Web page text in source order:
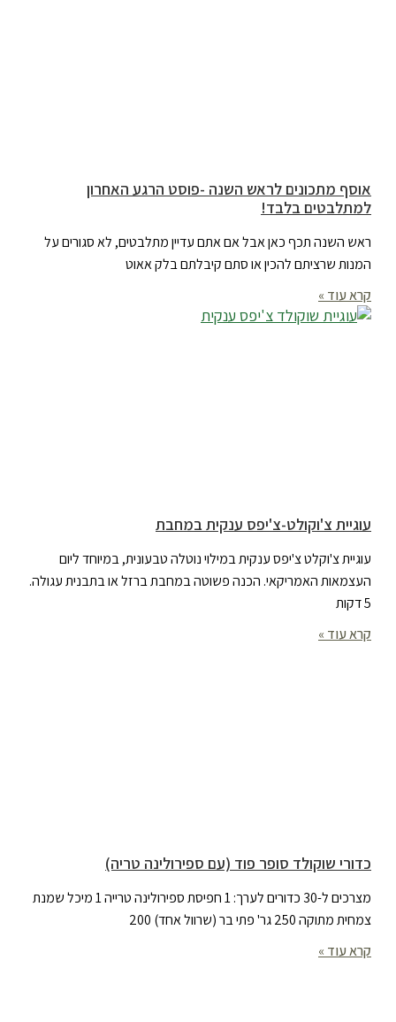
אוסף מתכונים לראש השנה -פוסט הרגע האחרון
למתלבטים בלבד!
ראש השנה תכף כאן אבל אם אתם עדיין מתלבטים, לא סגורים על
המנות שרציתם להכין או סתם קיבלתם בלק אאוט
קרא עוד »
עוגיית צ'וקולט-צ'יפס ענקית במחבת
עוגיית צ'וקלט צ'יפס ענקית במילוי נוטלה טבעונית, במיוחד ליום
העצמאות האמריקאי. הכנה פשוטה במחבת ברזל או בתבנית עגולה.
5 דקות
קרא עוד »
כדורי שוקולד סופר פוד (עם ספירולינה טריה)
מצרכים ל-30 כדורים לערך: 1 חפיסת ספירולינה טרייה 1 מיכל שמנת
צמחית מתוקה 250 גר' פתי בר (שרוול אחד) 200
קרא עוד »